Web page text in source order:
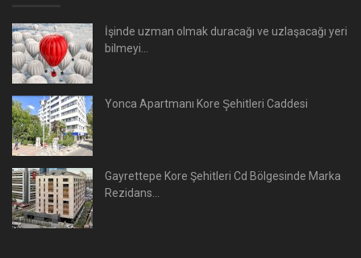
İşinde uzman olmak duracağı ve uzlaşacağı yeri
bilmeyi...
Yonca Apartmanı Kore Şehitleri Caddesi
Gayrettepe Kore Şehitleri Cd Bölgesinde Marka
Rezidans...